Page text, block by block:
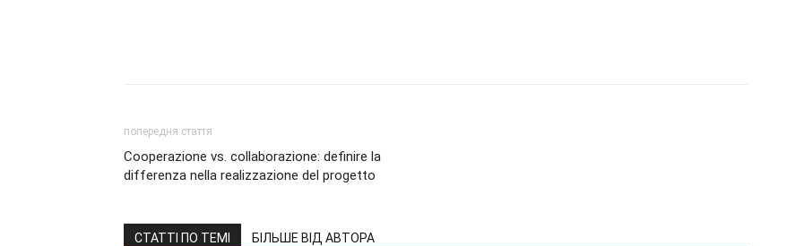
попередня стаття
Cooperazione vs. collaborazione: definire la
differenza nella realizzazione del progetto
СТАТТІ ПО ТЕМІ БІЛЬШЕ ВІД АВТОРА